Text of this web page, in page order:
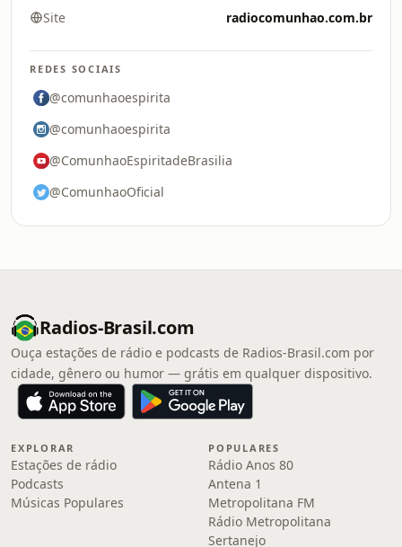
Site radiocomunhao.com.br
REDES SOCIAIS
@comunhaoespirita
@comunhaoespirita
@ComunhaoEspiritadeBrasilia
@ComunhaoOficial
Radios-Brasil.com
Ouça estações de rádio e podcasts de Radios-Brasil.com por
cidade, gênero ou humor — grátis em qualquer dispositivo.
EXPLORAR
Estações de rádio
Podcasts
Músicas Populares
POPULARES
Rádio Anos 80
Antena 1
Metropolitana FM
Rádio Metropolitana
Sertanejo